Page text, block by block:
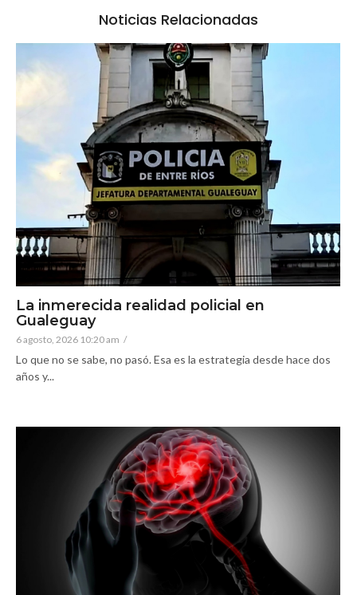
Noticias Relacionadas
La inmerecida realidad policial en
Gualeguay
6 agosto, 2026 10:20 am /
Lo que no se sabe, no pasó. Esa es la estrategia desde hace dos
años y...